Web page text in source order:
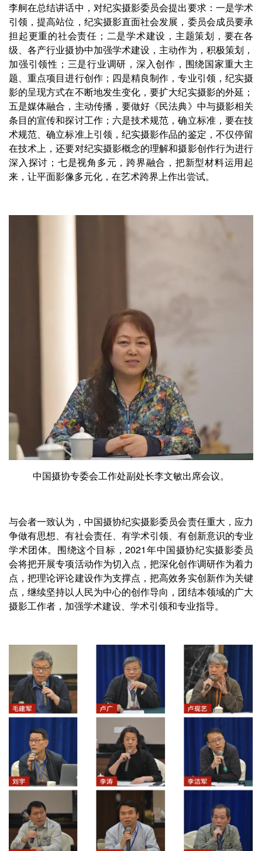
李舸在总结讲话中，对纪实摄影委员会提出要求：一是学术
引领，提高站位，纪实摄影直面社会发展，委员会成员要承
担起更重的社会责任；二是学术建设，主题策划，要在各
级、各产行业摄协中加强学术建设，主动作为，积极策划，
加强引领性；三是行业调研，深入创作，围绕国家重大主
题、重点项目进行创作；四是精良制作，专业引领，纪实摄
影的呈现方式在不断地发生变化，要扩大纪实摄影的外延；
五是媒体融合，主动传播，要做好《民法典》中与摄影相关
条目的宣传和探讨工作；六是技术规范，确立标准，要在技
术规范、确立标准上引领，纪实摄影作品的鉴定，不仅停留
在技术上，还要对纪实摄影概念的理解和摄影创作行为进行
深入探讨；七是视角多元，跨界融合，把新型材料运用起
来，让平面影像多元化，在艺术跨界上作出尝试。
中国摄协专委会工作处副处长李文敏出席会议。
与会者一致认为，中国摄协纪实摄影委员会责任重大，应力
争做有思想、有社会责任、有学术引领、有创新意识的专业
学术团体。围绕这个目标，2021年中国摄协纪实摄影委员
会将把开展专项活动作为切入点，把深化创作调研作为着力
点，把理论评论建设作为支撑点，把高效务实创新作为关键
点，继续坚持以人民为中心的创作导向，团结本领域的广大
摄影工作者，加强学术建设、学术引领和专业指导。